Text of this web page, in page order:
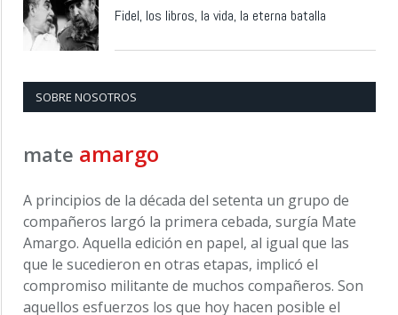
Fidel, los libros, la vida, la eterna batalla
SOBRE NOSOTROS
mate amargo
A principios de la década del setenta un grupo de
compañeros largó la primera cebada, surgía Mate
Amargo. Aquella edición en papel, al igual que las
que le sucedieron en otras etapas, implicó el
compromiso militante de muchos compañeros. Son
aquellos esfuerzos los que hoy hacen posible el